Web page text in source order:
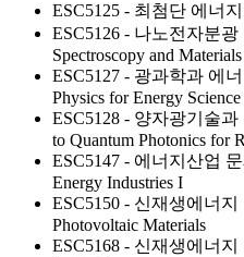
ESC5125 - 최첨단 에너
ESC5126 - 나노전자분
Spectroscopy and
ESC5127 - 광과학과 에
Physics for Energy Science
ESC5128 - 양자광기술
to Quantum Photonics for
ESC5147 - 에너지산업
Energy Industries I
ESC5150 - 신재생에너
Photovoltaic Materials
ESC5168 - 신재생에너지